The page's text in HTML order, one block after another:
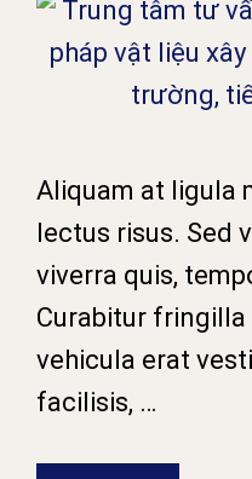
Aliquam at ligula
lectus risus. Sed
viverra quis,
Curabitur
vehicula erat
facilisis, …